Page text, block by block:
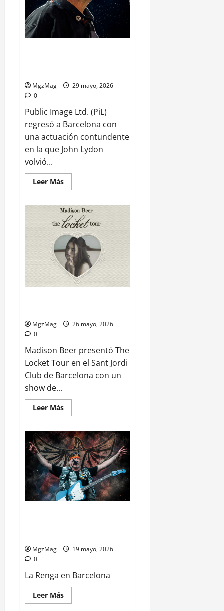
MgzMag
29 mayo, 2026
0
Public Image Ltd. (PiL)
regresó a Barcelona con
una actuación contundente
en la que John Lydon
volvió...
Leer Más
MgzMag
26 mayo, 2026
0
Madison Beer presentó The
Locket Tour en el Sant Jordi
Club de Barcelona con un
show de...
Leer Más
MgzMag
19 mayo, 2026
0
La Renga en Barcelona
Leer Más